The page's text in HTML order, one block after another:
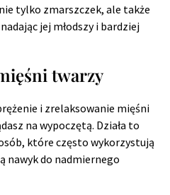
tylko zmarszczek, ale także
jej młodszy i bardziej
twarzy
i zrelaksowanie mięśni
na wypoczętą. Działa to
które często wykorzystują
nawyk do nadmiernego